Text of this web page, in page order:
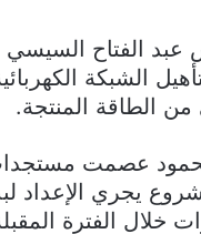
الفتاح السيسي
الشبكة
من الطاقة المنتجة.
محمود عصمت
يجري الإعداد
تصل إلى 1,500 ميجاوات خلال